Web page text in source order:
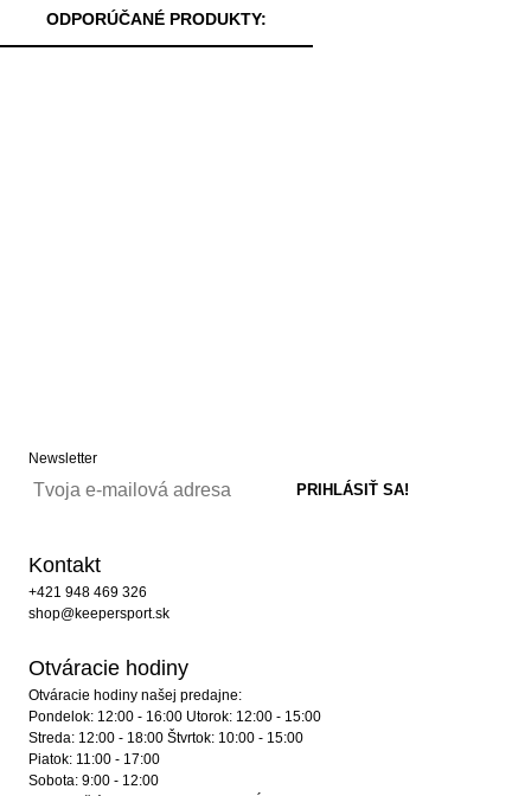
ODPORÚČANÉ PRODUKTY:
Newsletter
Kontakt
+421 948 469 326
shop@keepersport.sk
Otváracie hodiny
Otváracie hodiny našej predajne:
Pondelok: 12:00 - 16:00 Utorok: 12:00 - 15:00
Streda: 12:00 - 18:00 Štvrtok: 10:00 - 15:00
Piatok: 11:00 - 17:00
Sobota: 9:00 - 12:00